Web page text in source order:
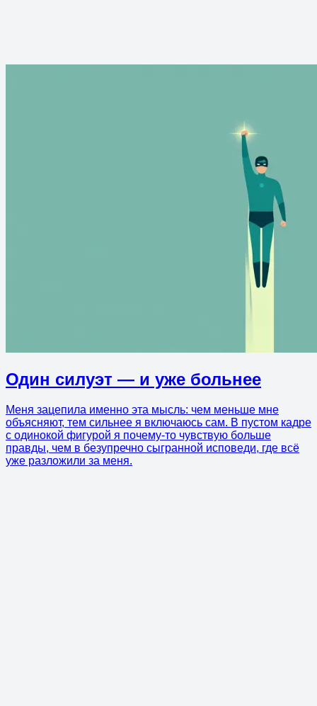
Один силуэт — и уже больнее
Меня зацепила именно эта мысль: чем меньше мне
объясняют, тем сильнее я включаюсь сам. В пустом кадре
с одинокой фигурой я почему-то чувствую больше
правды, чем в безупречно сыгранной исповеди, где всё
уже разложили за меня.